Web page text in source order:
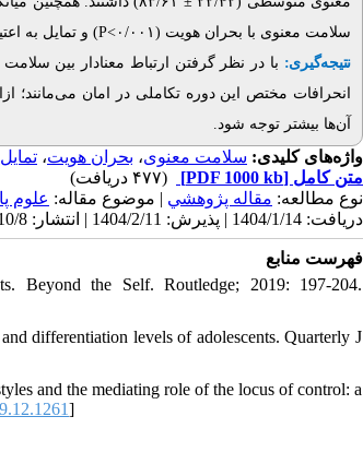
سلامت معنوی با بحران هویت (۰/۰۰۱>
P) و تمایل به اعتیاد
نتیجه‌گیری: با در نظر گرفتن ارتباط معنادار بین
انحرافات مختص این دوره تکاملی در امان می‌مانند؛
آن‌ها بیشتر توجه شود.
واژه‌های کلیدی: سلامت معنوی، بحران هویت،
متن کامل [PDF 1000 kb]
(۴۷۷ دریافت)
نوع مطالعه: مقاله پژوهشي | موضوع مقاله: علوم
دریافت: 1404/1/14 | پذیرش: 1404/2/11 | انتشار: 1404/10/8
فهرست منابع
Beyond the Self. Routledge; 2019: 197-204.
differentiation levels of adolescents. Quarterly J
and the mediating role of the locus of control: a
]